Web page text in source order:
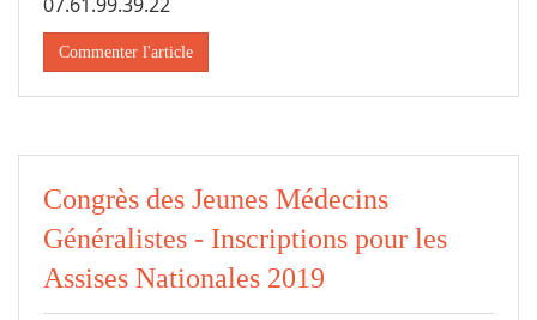
Commenter l'article
Congrès des Jeunes Médecins
Généralistes - Inscriptions pour les
Assises Nationales 2019